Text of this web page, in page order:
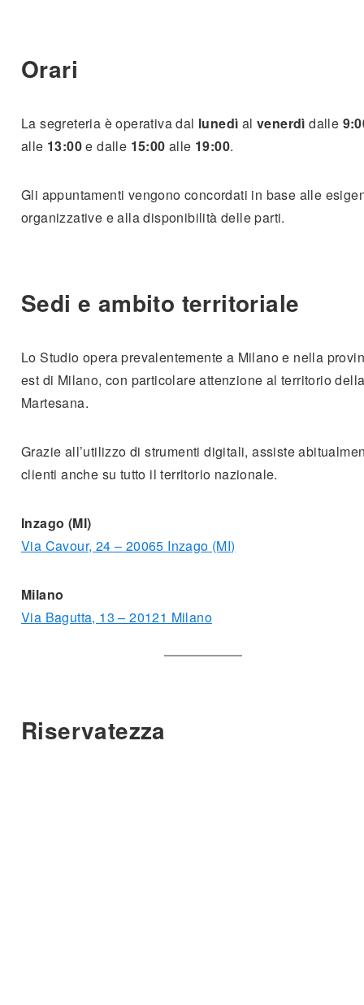
Orari
La segreteria è operativa dal lunedì al venerdì dalle
alle 13:00e dalle 15:00 alle 19:00.
Gli appuntamenti vengono concordati in base alle
organizzative e alla disponibilità delle parti.
Sedi e ambito territoriale
Lo Studio opera prevalentemente a Milano e nella
est di Milano, con particolare attenzione al territorio
Martesana.
Grazie all’utilizzo di strumenti digitali, assiste
clienti anche su tutto il territorio nazionale.
Inzago (MI)
Via Cavour, 24 – 20065 Inzago (MI)
Milano
Via Bagutta, 13 – 20121 Milano
Riservatezza